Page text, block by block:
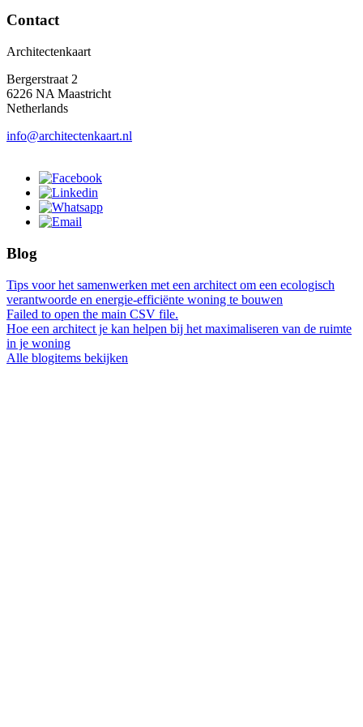
Contact
Architectenkaart
Bergerstraat 2
6226 NA Maastricht
Netherlands
info@architectenkaart.nl
Blog
Tips voor het samenwerken met een architect om een ecologisch
verantwoorde en energie-efficiënte woning te bouwen
Failed to open the main CSV file.
Hoe een architect je kan helpen bij het maximaliseren van de ruimte
in je woning
Alle blogitems bekijken